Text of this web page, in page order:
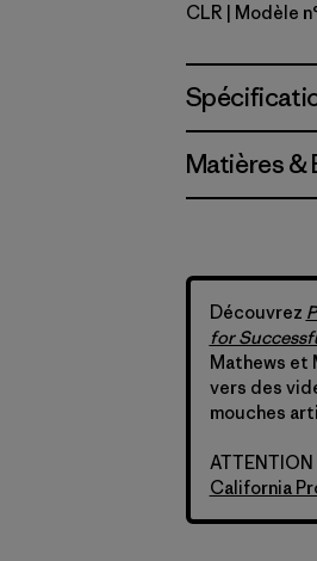
Clear
CLR | Modèle
Matières &
Découvrez
for
Mathews et
vers des
mouches
California